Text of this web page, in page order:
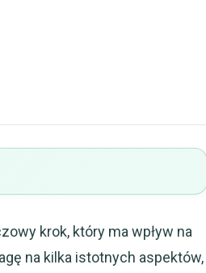
krok, który ma wpływ na
na kilka istotnych aspektów,